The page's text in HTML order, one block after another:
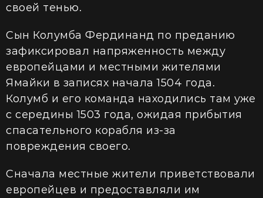
своей тенью.
Сын Колумба Фердинанд по преданию
зафиксировал напряженность между
европейцами и местными жителями
Ямайки в записях начала 1504 года.
Колумб и его команда находились там уже
с середины 1503 года, ожидая прибытия
спасательного корабля из-за
повреждения своего.
Сначала местные жители приветствовали
европейцев и предоставляли им